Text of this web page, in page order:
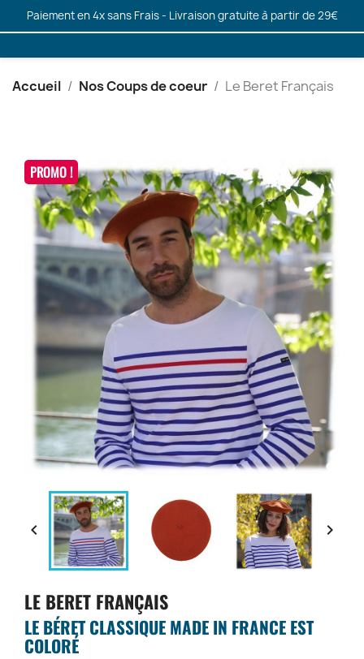
Paiement en 4x sans Frais - Livraison gratuite à partir de 29€
Accueil Nos Coups de coeur Le Beret Français
PROMO !
 
LE BERET FRANÇAIS
LE BÉRET CLASSIQUE MADE IN FRANCE EST
COLORÉ